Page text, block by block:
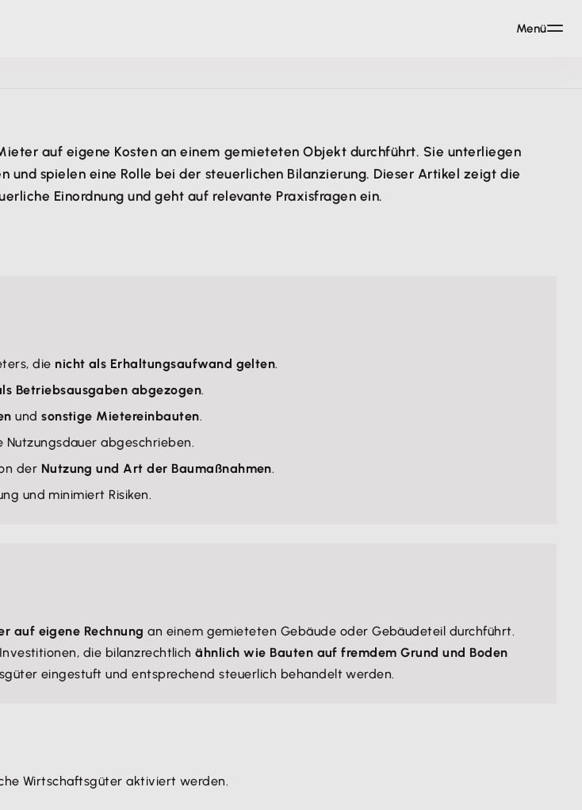
auf eigene Kosten an einem gemieteten Objekt durchführt. Sie unterliegen
spielen eine Rolle bei der steuerlichen Bilanzierung. Dieser Artikel zeigt die
Einordnung und geht auf relevante Praxisfragen ein.
die nicht als Erhaltungsaufwand gelten.
Betriebsausgaben abgezogen.
undsonstige Mietereinbauten.
abgeschrieben.
der Nutzung und Art der Baumaßnahmen.
und minimiert Risiken.
auf eigene Rechnung an einem gemieteten Gebäude oder Gebäudeteil durchführt.
die bilanzrechtlichähnlich wie Bauten auf fremdem Grund und Boden
eingestuft und entsprechend steuerlich behandelt werden.
Wirtschaftsgüter aktiviert werden.
Menü